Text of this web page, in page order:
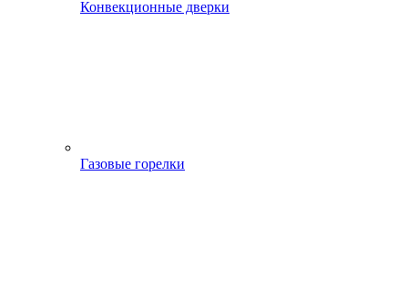
Конвекционные дверки
Газовые горелки